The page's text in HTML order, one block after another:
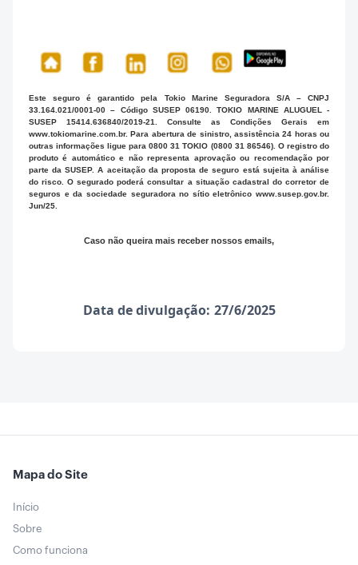
Este seguro é garantido pela Tokio Marine Seguradora S/A – CNPJ
33.164.021/0001-00 – Código SUSEP 06190. TOKIO MARINE ALUGUEL -
SUSEP 15414.636840/2019-21. Consulte as Condições Gerais em
www.tokiomarine.com.br. Para abertura de sinistro, assistência 24 horas ou
outras informações ligue para 0800 31 TOKIO (0800 31 86546). O registro do
produto é automático e não representa aprovação ou recomendação por
parte da SUSEP. A aceitação da proposta de seguro está sujeita à análise
do risco. O segurado poderá consultar a situação cadastral do corretor de
seguros e da sociedade seguradora no sítio eletrônico www.susep.gov.br.
Jun/25.
Caso não queira mais receber nossos emails,
Data de divulgação: 27/6/2025
Mapa do Site
Início
Sobre
Como funciona